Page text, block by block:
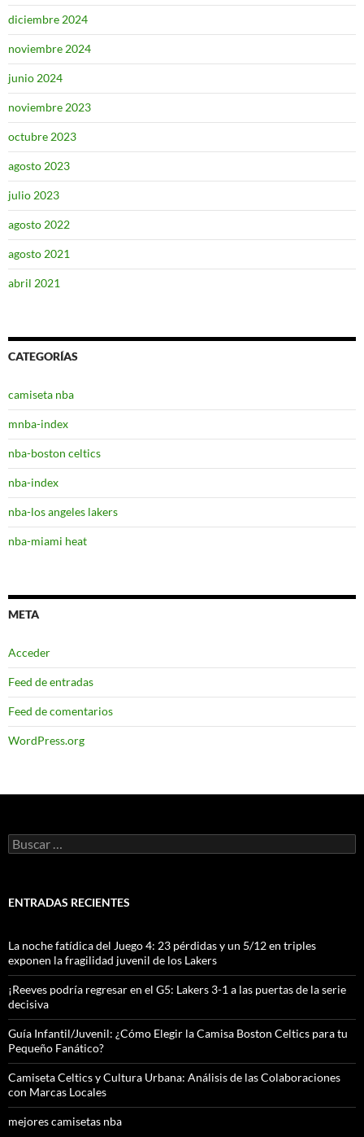
diciembre 2024
noviembre 2024
junio 2024
noviembre 2023
octubre 2023
agosto 2023
julio 2023
agosto 2022
agosto 2021
abril 2021
CATEGORÍAS
camiseta nba
mnba-index
nba-boston celtics
nba-index
nba-los angeles lakers
nba-miami heat
META
Acceder
Feed de entradas
Feed de comentarios
WordPress.org
Buscar:
ENTRADAS RECIENTES
La noche fatídica del Juego 4: 23 pérdidas y un 5/12 en triples
exponen la fragilidad juvenil de los Lakers
¡Reeves podría regresar en el G5: Lakers 3-1 a las puertas de la serie
decisiva
Guía Infantil/Juvenil: ¿Cómo Elegir la Camisa Boston Celtics para tu
Pequeño Fanático?
Camiseta Celtics y Cultura Urbana: Análisis de las Colaboraciones
con Marcas Locales
mejores camisetas nba